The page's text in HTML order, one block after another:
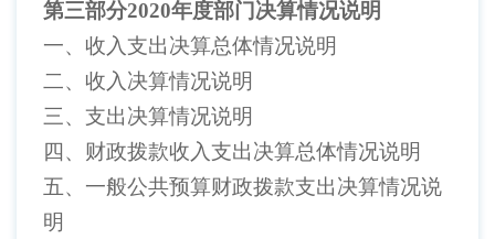
第三部分2020年度部门决算情况说明
一、收入支出决算总体情况说明
二、收入决算情况说明
三、支出决算情况说明
四、财政拨款收入支出决算总体情况说明
五、一般公共预算财政拨款支出决算情况说
明